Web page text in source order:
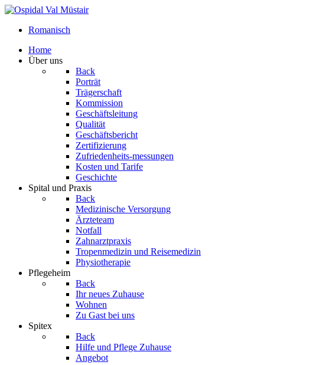
Romanisch
Home
Über uns
Back
Porträt
Trägerschaft
Kommission
Geschäftsleitung
Qualität
Geschäftsbericht
Zertifizierung
Zufriedenheits-messungen
Kosten und Tarife
Geschichte
Spital und Praxis
Back
Medizinische Versorgung
Ärzteteam
Notfall
Zahnarztpraxis
Tropenmedizin und Reisemedizin
Physiotherapie
Pflegeheim
Back
Ihr neues Zuhause
Wohnen
Zu Gast bei uns
Spitex
Back
Hilfe und Pflege Zuhause
Angebot